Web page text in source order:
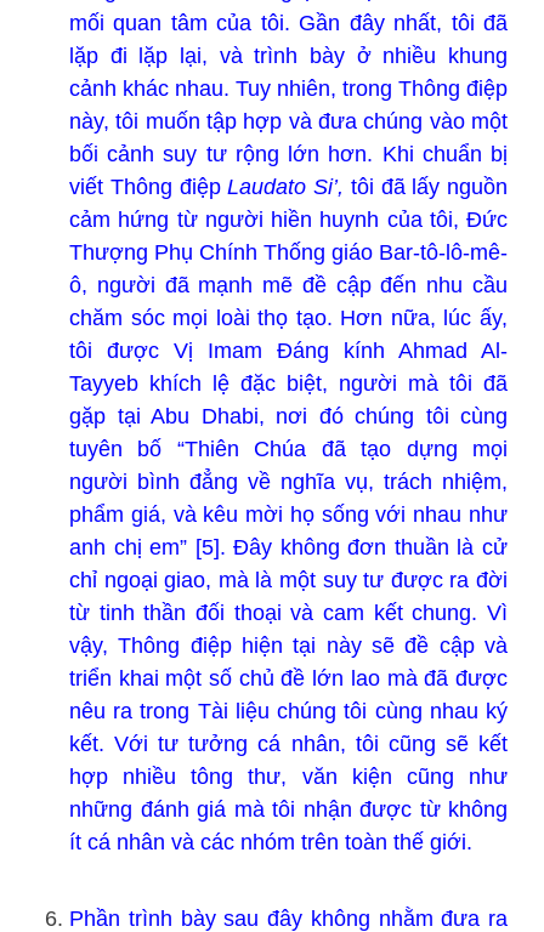
mối quan tâm của tôi. Gần đây nhất, tôi đã
lặp đi lặp lại, và trình bày ở nhiều khung
cảnh khác nhau. Tuy nhiên, trong Thông điệp
này, tôi muốn tập hợp và đưa chúng vào một
bối cảnh suy tư rộng lớn hơn. Khi chuẩn bị
viết Thông điệpLaudato Si’, tôi đã lấy nguồn
cảm hứng từ người hiền huynh của tôi, Đức
Thượng Phụ Chính Thống giáo Bar-tô-lô-mê-
ô, người đã mạnh mẽ đề cập đến nhu cầu
chăm sóc mọi loài thọ tạo. Hơn nữa, lúc ấy,
tôi được Vị Imam Đáng kính Ahmad Al-
Tayyeb khích lệ đặc biệt, người mà tôi đã
gặp tại Abu Dhabi, nơi đó chúng tôi cùng
tuyên bố “Thiên Chúa đã tạo dựng mọi
người bình đẳng về nghĩa vụ, trách nhiệm,
phẩm giá, và kêu mời họ sống với nhau như
anh chị em” [5]. Đây không đơn thuần là cử
chỉ ngoại giao, mà là một suy tư được ra đời
từ tinh thần đối thoại và cam kết chung. Vì
vậy, Thông điệp hiện tại này sẽ đề cập và
triển khai một số chủ đề lớn lao mà đã được
nêu ra trong Tài liệu chúng tôi cùng nhau ký
kết. Với tư tưởng cá nhân, tôi cũng sẽ kết
hợp nhiều tông thư, văn kiện cũng như
những đánh giá mà tôi nhận được từ không
ít cá nhân và các nhóm trên toàn thế giới.
Phần trình bày sau đây không nhằm đưa ra